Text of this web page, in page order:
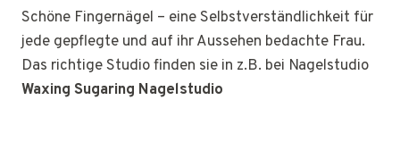
Schöne Fingernägel – eine Selbstverständlichkeit für
jede gepflegte und auf ihr Aussehen bedachte Frau.
Das richtige Studio finden sie in z.B. bei Nagelstudio
Waxing Sugaring Nagelstudio